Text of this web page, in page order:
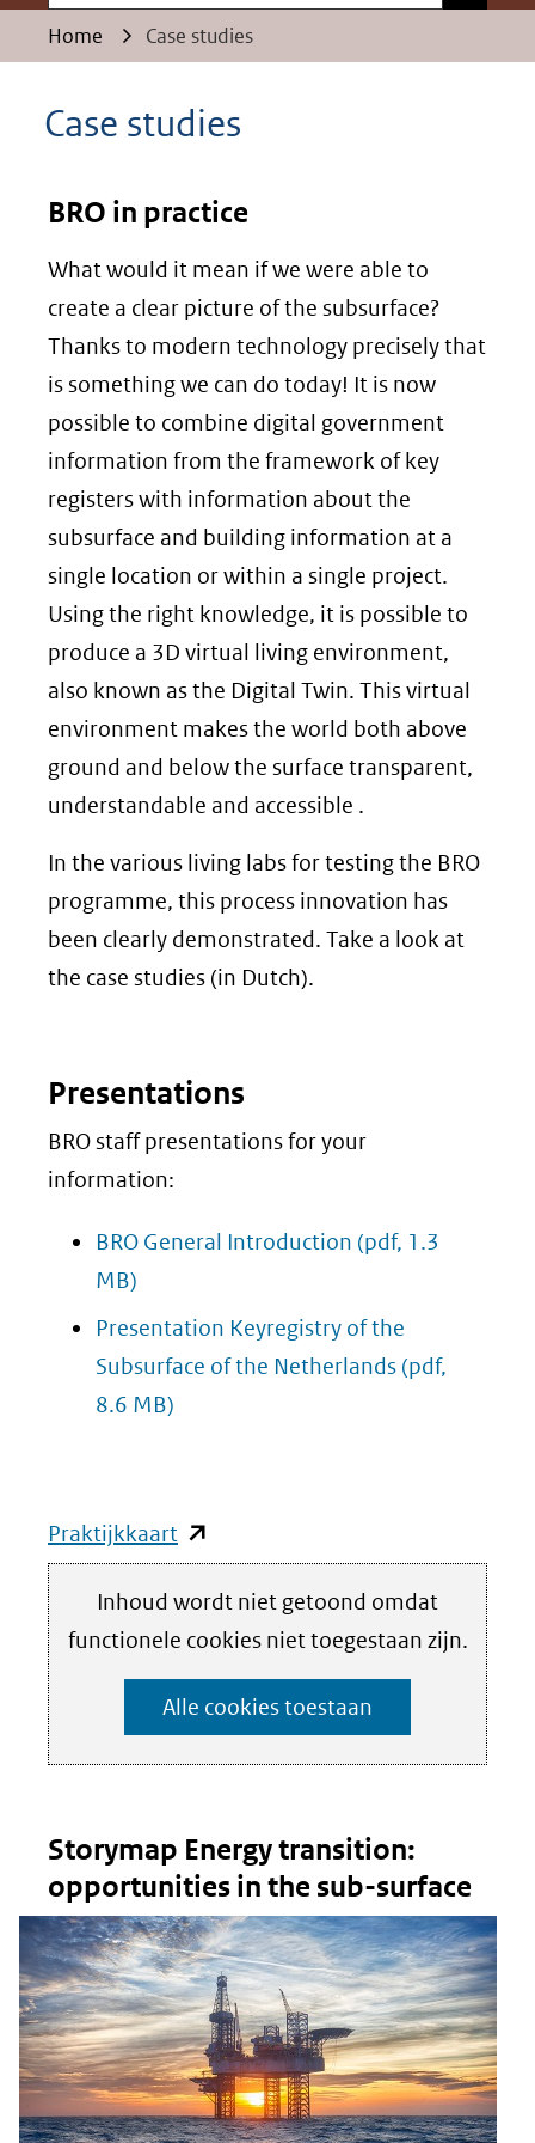
Home Case studies
Case studies
BRO in practice
What would it mean if we were able to
create a clear picture of the subsurface?
Thanks to modern technology precisely that
is something we can do today! It is now
possible to combine digital government
information from the framework of key
registers with information about the
subsurface and building information at a
single location or within a single project.
Using the right knowledge, it is possible to
produce a 3D virtual living environment,
also known as the Digital Twin. This virtual
environment makes the world both above
ground and below the surface transparent,
understandable and accessible .
In the various living labs for testing the BRO
programme, this process innovation has
been clearly demonstrated. Take a look at
the case studies (in Dutch).
Presentations
BRO staff presentations for your
information:
BRO General Introduction (pdf, 1.3
MB)
Presentation Keyregistry of the
Subsurface of the Netherlands (pdf,
8.6 MB)
Praktijkkaart (opent
in
nieuw
venster)
(verwijst
naar
een
website)
Cookies
instellen
Inhoud wordt niet getoond omdat
functionele cookies niet toegestaan zijn.
kan
deze
website
worden
toegestaan
of
geweigerd.
Alle cookies toestaan
Storymap Energy transition:
opportunities in the sub-surface